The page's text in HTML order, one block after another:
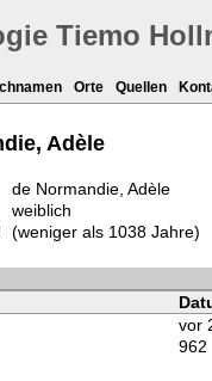
Tiemo
Orte Quellen
Adèle
de Normandie, Adèle
weiblich
(weniger als 1038 Jahre)
vor
962